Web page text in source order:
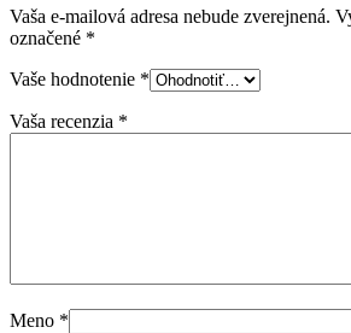
Vaša e-mailová adresa nebude zverejnená.
označené *
Vaše hodnotenie *
Vaša recenzia *
Meno *